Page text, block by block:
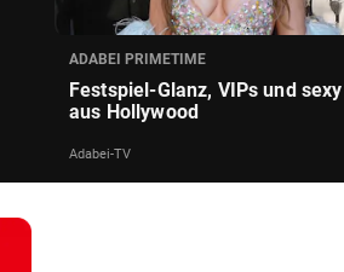
ADABEI PRIMETIME
Festspiel-Glanz, VIPs und
aus Hollywood
Adabei-TV